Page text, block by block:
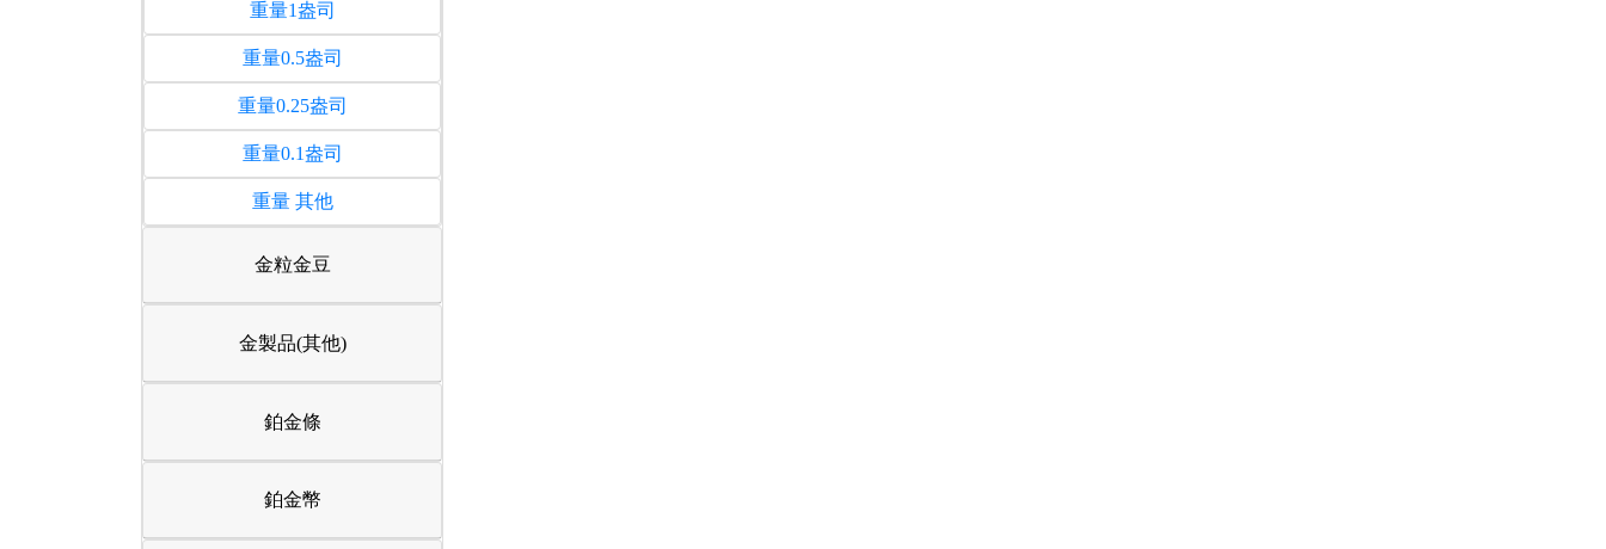
重量1盎司
重量0.5盎司
重量0.25盎司
重量0.1盎司
重量 其他
金粒金豆
金製品(其他)
鉑金條
鉑金幣